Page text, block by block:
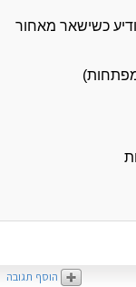
​​כשישאר מאחור
מפתחות)
הוסף תגובה